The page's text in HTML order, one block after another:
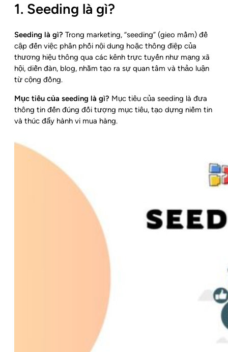
1. Seeding là gì?
Seeding là gì? Trong marketing, “seeding” (gieo mầm) đề
cập đến việc phân phối nội dung hoặc thông điệp của
thương hiệu thông qua các kênh trực tuyến như mạng xã
hội, diễn đàn, blog, nhằm tạo ra sự quan tâm và thảo luận
từ cộng đồng.
Mục tiêu của seeding là gì? Mục tiêu của seeding là đưa
thông tin đến đúng đối tượng mục tiêu, tạo dựng niềm tin
và thúc đẩy hành vi mua hàng.